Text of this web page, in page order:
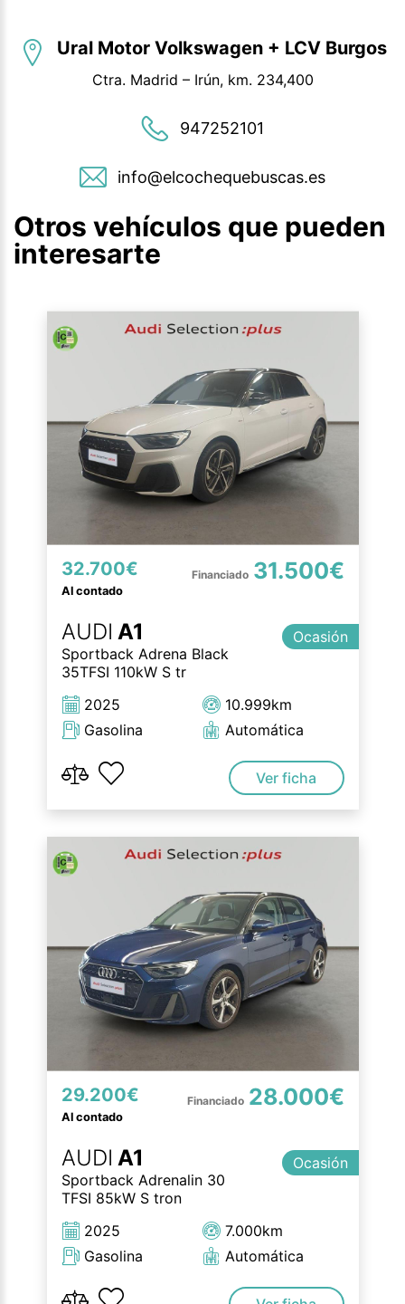
Ural Motor Volkswagen + LCV Burgos
Ctra. Madrid – Irún, km. 234,400
947252101
info@elcochequebuscas.es
Otros vehículos que pueden
interesarte
32.700€
Al contado
31.500€
AUDI A1
Sportback Adrena Black
35TFSI 110kW S tr
Ocasión
2025
Gasolina
10.999km
Automática
Ver ficha
29.200€
Al contado
28.000€
AUDI A1
Sportback Adrenalin 30
TFSI 85kW S tron
Ocasión
2025
Gasolina
7.000km
Automática